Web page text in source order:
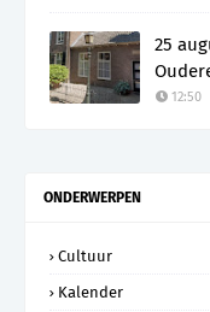
25
12:50
ONDERWERPEN
Cultuur
Kalender